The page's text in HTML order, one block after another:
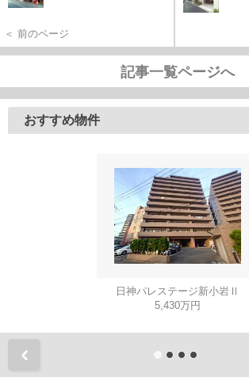
＜ 前のページ
記事一覧ページへ
おすすめ物件
日神パレステージ新小岩Ⅱ
5,430万円